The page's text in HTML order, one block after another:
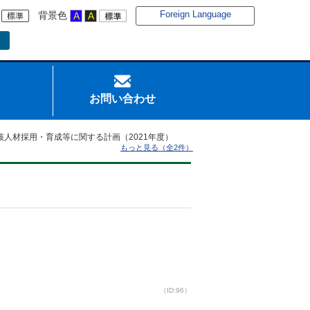
背景色 Foreign Language
お問い合わせ
材採用・育成等に関する計画（2021年度）
もっと見る（全2件）
（ID:96）